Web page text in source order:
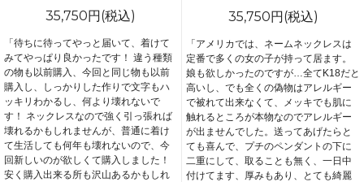
35,750円(税込)
「待ちに待ってやっと届いて、着けて
みてやっぱり良かったです！ 違う種類
の物も以前購入、今回と同じ物も以前
購入し、しっかりした作りで文字もハ
ッキリわかるし、何より壊れないで
す！ ネックレスなので強く引っ張れば
壊れるかもしれませんが、普通に着け
て生活しても何年も壊れないので、今
回新しいのが欲しくて購入しました！
安く購入出来る所も沢山あるかもしれ
35,750円(税込)
「アメリカでは、ネームネックレスは
定番で多くの女の子が持って居ます。
娘も欲しかったのですが…全てK18だと
高いし、でも全くの偽物はアレルギー
で被れて出来なくて、メッキでも肌に
触れるところが本物なのでアレルギー
が出ませんでした。送ってあげたらと
ても喜んで、プチのペンダントの下に
二重にして、取ることも無く、一日中
付けてます、厚みもあり、とても綺麗